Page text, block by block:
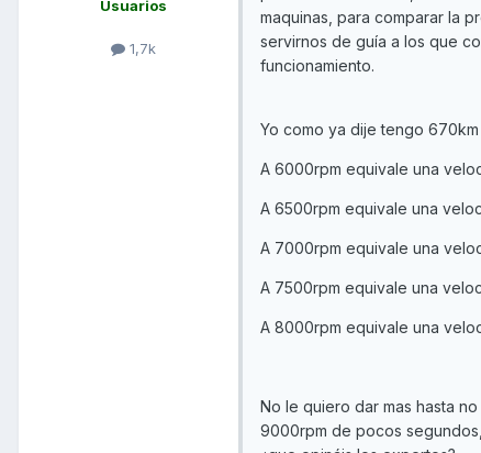
Usuarios
1,7k
maquinas, para comparar la
servirnos de guía a los que
funcionamiento.
Yo como ya dije tengo
A 6000rpm equivale una
A 6500rpm equivale una
A 7000rpm equivale una
A 7500rpm equivale una
A 8000rpm equivale una
No le quiero dar mas hasta
9000rpm de pocos